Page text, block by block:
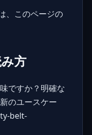
、このページの
方
ですか？明確な
のユースケー
belt-